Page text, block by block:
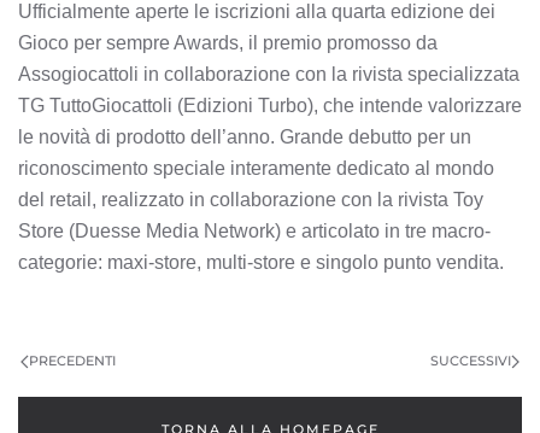
Ufficialmente aperte le iscrizioni alla quarta edizione dei
Gioco per sempre Awards, il premio promosso da
Assogiocattoli in collaborazione con la rivista specializzata
TG TuttoGiocattoli (Edizioni Turbo), che intende valorizzare
le novità di prodotto dell’anno. Grande debutto per un
riconoscimento speciale interamente dedicato al mondo
del retail, realizzato in collaborazione con la rivista Toy
Store (Duesse Media Network) e articolato in tre macro-
categorie: maxi-store, multi-store e singolo punto vendita.
PRECEDENTI SUCCESSIVI
TORNA ALLA HOMEPAGE